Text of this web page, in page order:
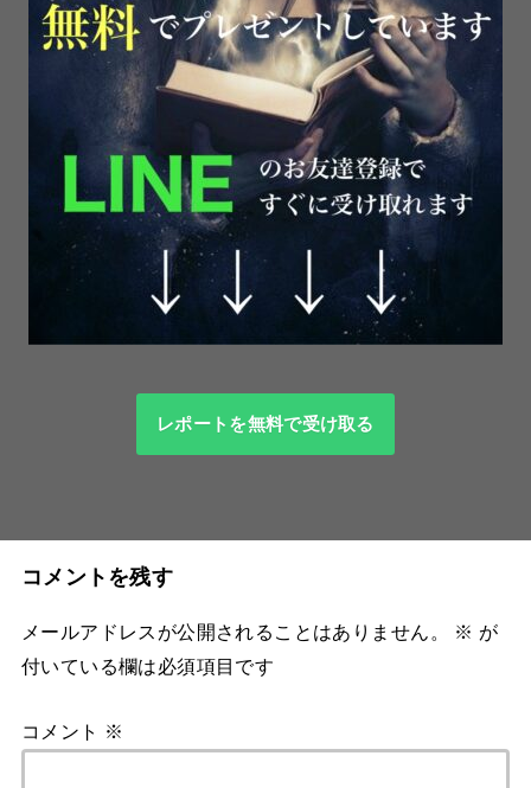
レポートを無料で受け取る
コメントを残す
メールアドレスが公開されることはありません。 ※ が
付いている欄は必須項目です
コメント ※